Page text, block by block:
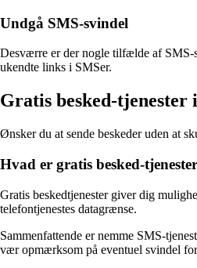
Undgå SMS-svindel
Desværre er der nogle tilfælde af SMS-
ukendte links i SMSer.
Gratis besked-tjenester
Ønsker du at sende beskeder uden at
Hvad er gratis besked-
Gratis beskedtjenester giver dig
telefontjenestes datagrænse.
Sammenfattende er nemme SMS-
vær opmærksom på eventuel svindel